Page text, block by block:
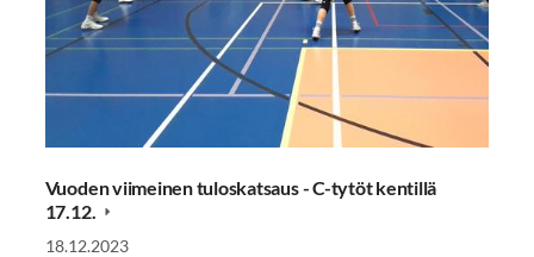
Vuoden viimeinen tuloskatsaus - C-tytöt kentillä
17.12.
18.12.2023